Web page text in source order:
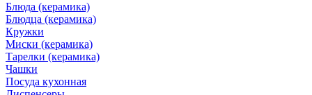
Блюда (керамика)
Блюдца (керамика)
Кружки
Миски (керамика)
Тарелки (керамика)
Чашки
Посуда кухонная